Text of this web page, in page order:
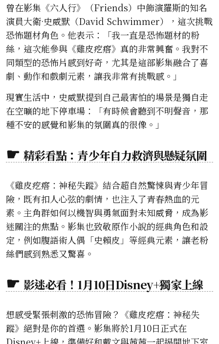
曾在影集《六人行》（Friends）中飾演羅斯的知名
演員大衛·史威默（David Schwimmer），這次挑戰
恐怖題材角色。他表示：「我一直是恐怖題材的粉
絲，這次能參與《雞皮疙瘩》真的非常興奮。我對不
同類型的恐怖片感到好奇，尤其是這部影集融合了喜
劇、動作和戲劇元素，讓我非常有挑戰感。」
現實生活中，史威默提到自己最害怕的場景是獨自走
在空曠的地下停車場：「有時候會聽到不明聲音，那
種不安的感覺和影集的氛圍真的很像。」
精彩看點：青少年自力救濟與懸疑氛圍
《雞皮疙瘩：神秘失蹤》結合超自然驚悚與青少年冒
險，既有扣人心弦的劇情，也注入了青春熱血的元
素。主角群如何以機智與勇氣面對未知威脅，成為影
迷關注的焦點。影集也致敬原作小說的經典角色和設
定，例如腹語術人偶「史賴皮」等經典元素，讓老粉
絲們感到熟悉又驚喜。
影迷必看！1月10日Disney+獨家上線
想感受緊張刺激的恐怖冒險？《雞皮疙瘩：神秘失
蹤》絕對是你的首選。影集將於1月10日正式在